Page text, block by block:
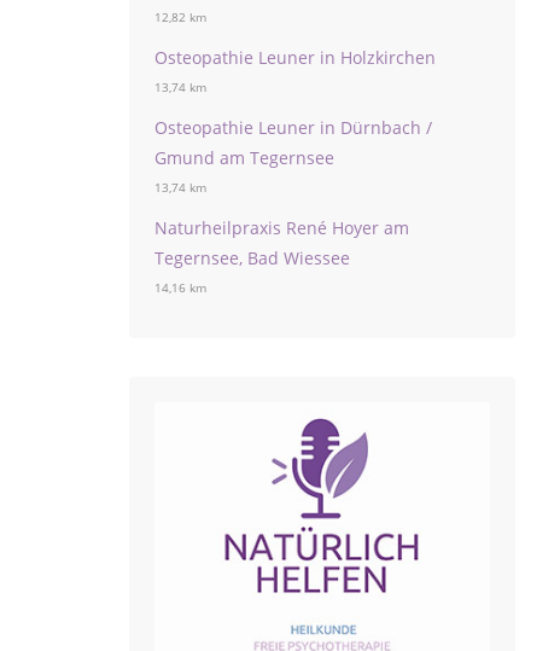
12,82 km
Osteopathie Leuner in Holzkirchen
13,74 km
Osteopathie Leuner in Dürnbach /
Gmund am Tegernsee
13,74 km
Naturheilpraxis René Hoyer am
Tegernsee, Bad Wiessee
14,16 km